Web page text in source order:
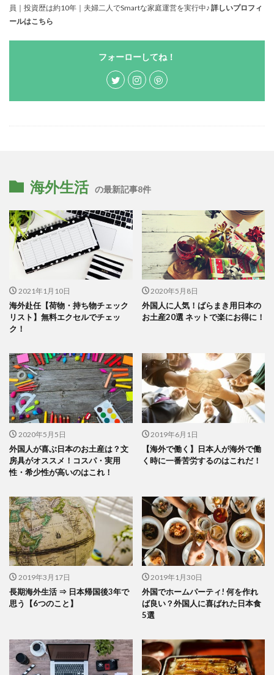
員｜投資歴は約10年｜夫婦二人でSmartな家庭運営を実行中♪ 詳しいプロフィ
ールはこちら
フォーローしてね！
海外生活 の最新記事8件
2021年1月10日
海外赴任【荷物・持ち物チェック
リスト】無料エクセルでチェッ
ク！
2020年5月8日
外国人に人気！ばらまき用日本の
お土産20選 ネットで楽にお得に！
2020年5月5日
外国人が喜ぶ日本のお土産は？文
房具がオススメ！コスパ・実用
性・希少性が高いのはこれ！
2019年6月1日
【海外で働く】日本人が海外で働
く時に一番苦労するのはこれだ！
2019年3月17日
長期海外生活 ⇒ 日本帰国後3年で
思う【6つのこと】
2019年1月30日
外国でホームパーティ! 何を作れ
ば良い？外国人に喜ばれた日本食
5選